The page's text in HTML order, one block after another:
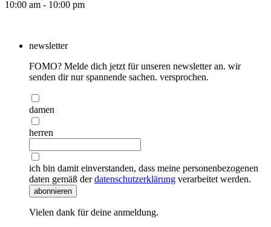
10:00 am - 10:00 pm
newsletter
FOMO? Melde dich jetzt für unseren newsletter an. wir
senden dir nur spannende sachen. versprochen.
damen
herren
ich bin damit einverstanden, dass meine personenbezogenen
daten gemäß derdatenschutzerklärung verarbeitet werden.
abonnieren
Vielen dank für deine anmeldung.